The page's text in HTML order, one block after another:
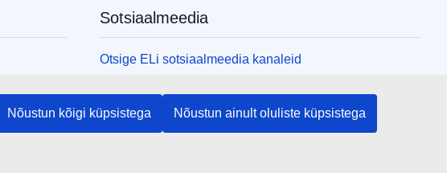
Nõustun kõigi küpsistega Nõustun ainult oluliste küpsistega
Sotsiaalmeedia
Otsige ELi sotsiaalmeedia kanaleid
ELi institutsioonid ja asutused